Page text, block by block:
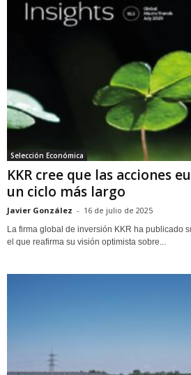
Selección Económica
KKR cree que las acciones
un ciclo más largo
Javier González - 16 de julio de 2025
La firma global de inversión KKR ha publicado
el que reafirma su visión optimista sobre...